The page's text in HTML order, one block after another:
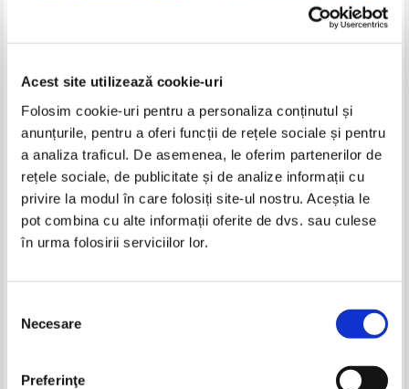
Acest site utilizează cookie-uri
Folosim cookie-uri pentru a personaliza conținutul și
anunțurile, pentru a oferi funcții de rețele sociale și pentru
a analiza traficul. De asemenea, le oferim partenerilor de
rețele sociale, de publicitate și de analize informații cu
privire la modul în care folosiți site-ul nostru. Aceștia le
pot combina cu alte informații oferite de dvs. sau culese
în urma folosirii serviciilor lor.
consimțământului
Necesare
Preferinţe
Ion Creanga - Povestea porcului
Pret: 12,00Lei 7,80 Lei
Adaugă în coș
Bambi, volumul 2. Marele print
al padurii
Pret:10,00Lei 8,00 Lei
Adaugă în coș